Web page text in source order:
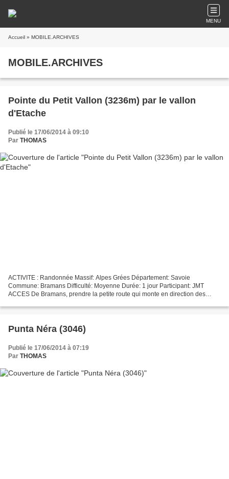
MENU
Accueil » MOBILE.ARCHIVES
MOBILE.ARCHIVES
Pointe du Petit Vallon (3236m) par le vallon
d'Etache
Publié le 17/06/2014 à 09:10
Par THOMAS
ACTIVITE : Randonnée Massif: Alpes Grées Département: Savoie
Commune: Bramans Difficulté: Moyenne Durée: 1 jour Participant: JMT
ACCES De Bramans, prendre la petite route qui monte en direction des
Punta Néra (3046)
Publié le 17/06/2014 à 07:19
Par THOMAS